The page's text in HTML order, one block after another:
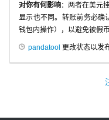
对你有何影响：两者在美元
显示也不同。转账前务必确
钱包内操作），以避免被假
pandatool 更改状态以发